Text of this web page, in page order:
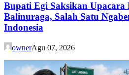
Bupati Egi Saksikan Upacara
Balinuraga, Salah Satu
Indonesia
ownerAgu 07, 2026